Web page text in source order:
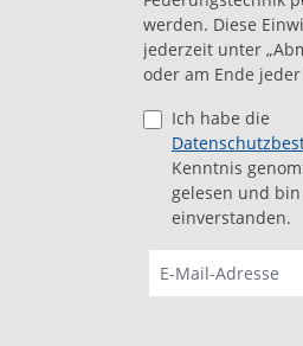
werden. Diese
jederzeit unter
oder am Ende
Ich habe die
Kenntnis
gelesen und
einverstanden.